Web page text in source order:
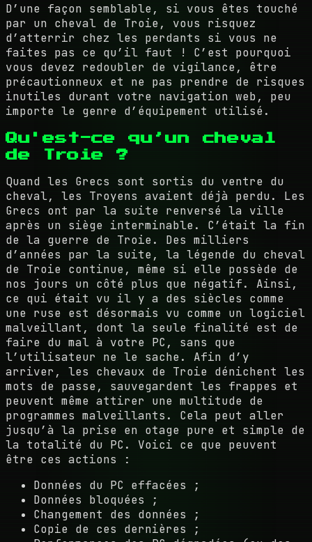
D’une façon semblable, si vous êtes touché
par un cheval de Troie, vous risquez
d’atterrir chez les perdants si vous ne
faites pas ce qu’il faut ! C’est pourquoi
vous devez redoubler de vigilance, être
précautionneux et ne pas prendre de risques
inutiles durant votre navigation web, peu
importe le genre d’équipement utilisé.
Qu'est-ce qu’un cheval
de Troie ?
Quand les Grecs sont sortis du ventre du
cheval, les Troyens avaient déjà perdu. Les
Grecs ont par la suite renversé la ville
après un siège interminable. C’était la fin
de la guerre de Troie. Des milliers
d’années par la suite, la légende du cheval
de Troie continue, même si elle possède de
nos jours un côté plus que négatif. Ainsi,
ce qui était vu il y a des siècles comme
une ruse est désormais vu comme un logiciel
malveillant, dont la seule finalité est de
faire du mal à votre PC, sans que
l’utilisateur ne le sache. Afin d’y
arriver, les chevaux de Troie dénichent les
mots de passe, sauvegardent les frappes et
peuvent même attirer une multitude de
programmes malveillants. Cela peut aller
jusqu’à la prise en otage pure et simple de
la totalité du PC. Voici ce que peuvent
être ces actions :
Données du PC effacées ;
Données bloquées ;
Changement des données ;
Copie de ces dernières ;